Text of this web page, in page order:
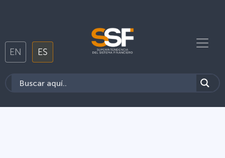
EN ES